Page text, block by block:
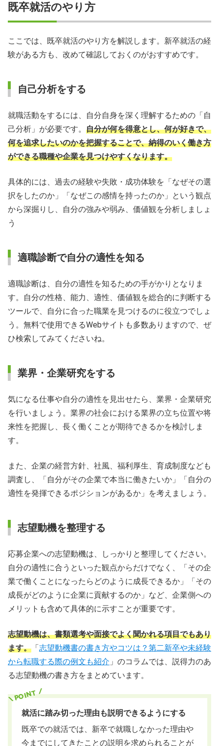
既卒就活のやり方
ここでは、既卒就活のやり方を解説します。新卒就活の経
験がある方も、改めて確認しておくのがおすすめです。
自己分析をする
就職活動をするには、自分自身を深く理解するための「自
己分析」が必要です。 自分が何を得意とし、何が好きで、
何を追求したいのかを把握することで、納得のいく働き方
ができる職種や企業を見つけやすくなります。
具体的には、過去の経験や失敗・成功体験を「なぜその選
択をしたのか」「なぜこの感情を持ったのか」という観点
から深掘りし、自分の強みや弱み、価値観を分析しましょ
う
適職診断で自分の適性を知る
適職診断は、自分の適性を知るための手がかりとなりま
す。自分の性格、能力、適性、価値観を総合的に判断する
ツールで、自分に合った職業を見つけるのに役立つでしょ
う。無料で使用できるWebサイトも多数ありますので、ぜ
ひ検索してみてくださいね。
業界・企業研究をする
気になる仕事や自分の適性を見出せたら、業界・企業研究
を行いましょう。業界の社会における業界の立ち位置や将
来性を把握し、長く働くことが期待できるかを検討しま
す。
また、企業の経営方針、社風、福利厚生、育成制度なども
調査し、「自分がその企業で本当に働きたいか」「自分の
適性を発揮できるポジションがあるか」を考えましょう。
志望動機を整理する
応募企業への志望動機は、しっかりと整理してください。
自分の適性に合うといった観点からだけでなく、「その企
業で働くことになったらどのように成長できるか」「その
成長がどのように企業に貢献するのか」など、企業側への
メリットも含めて具体的に示すことが重要です。
志望動機は、書類選考や面接でよく聞かれる項目でもあり
ます。 「 志望動機書の書き方やコツは？第二新卒や未経験
から転職する際の例文も紹介 」のコラムでは、説得力のあ
る志望動機の書き方をまとめています。
就活に踏み切った理由も説明できるようにする
既卒での就活では、新卒で就職しなかった理由や
今までにしてきたことの説明を求められることが